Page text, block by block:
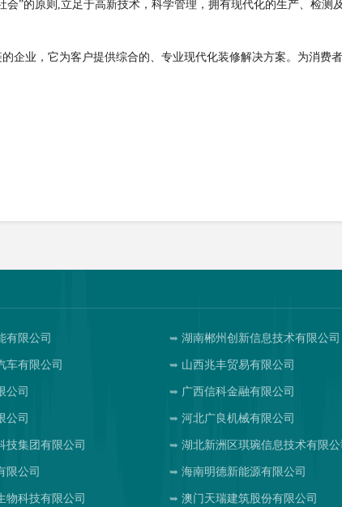
”的原则,立足于高新技术，科学管理，拥有现代化的生产、检
企业，它为客户提供综合的、专业现代化装修解决方案。为消费
有限公司 湖南郴州创新信息技术有限公司
车有限公司 山西兆丰贸易有限公司
公司 广西信科金融有限公司
公司 河北广良机械有限公司
技集团有限公司 湖北新洲区琪琬信息技术有限公
限公司 海南明德新能源有限公司
物科技有限公司 澳门天瑞建筑股份有限公司